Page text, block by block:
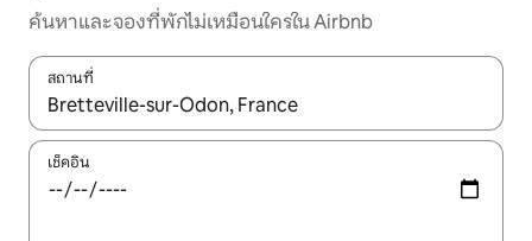
ค้นหาและจองที่พักไม่เหมือนใครใน Airbnb
สถานที่
ใช้ลูกศรขึ้นลง หรือใช้การสัมผัสหรือปัด เพื่อสำรวจผลการค้นหา
เช็คอิน